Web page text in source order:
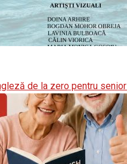
de la zero pentru